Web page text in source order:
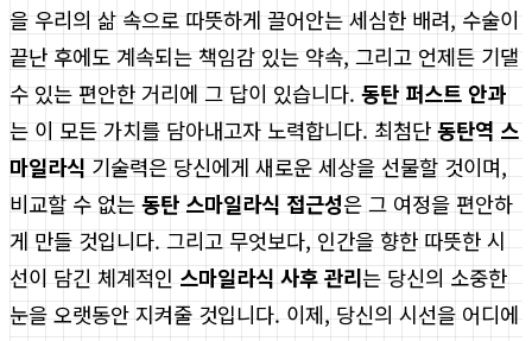
을 우리의 삶 속으로 따뜻하게 끌어안는 세심한 배려, 수술이
끝난 후에도 계속되는 책임감 있는 약속, 그리고 언제든 기댈
수 있는 편안한 거리에 그 답이 있습니다. 동탄 퍼스트 안과
는 이 모든 가치를 담아내고자 노력합니다. 최첨단 동탄역 스
마일라식 기술력은 당신에게 새로운 세상을 선물할 것이며,
비교할 수 없는 동탄 스마일라식 접근성은 그 여정을 편안하
게 만들 것입니다. 그리고 무엇보다, 인간을 향한 따뜻한 시
선이 담긴 체계적인 스마일라식 사후 관리는 당신의 소중한
눈을 오랫동안 지켜줄 것입니다. 이제, 당신의 시선을 어디에